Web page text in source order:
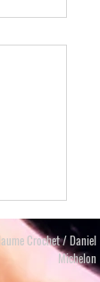
à
Crochet / Daniel
Michelon